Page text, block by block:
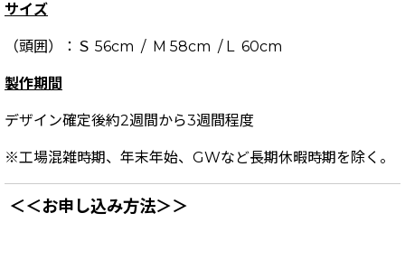
サイズ
（頭囲）：Ｓ 56cm / M 58cm / L 60cm
製作期間
デザイン確定後約2週間から3週間程度
※工場混雑時期、年末年始、GWなど長期休暇時期を除く。
＜＜お申し込み方法＞＞